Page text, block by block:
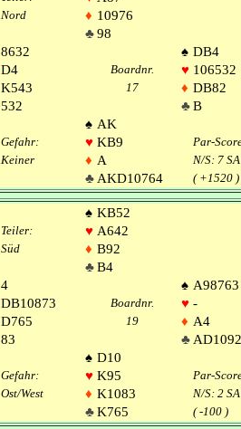
Nord ♦ 10976
♣98
8632 ♠ DB4
D4 Boardnr. ♥ 106532
K543 17 ♦ DB82
532 ♣B
♠ AK
Gefahr: ♥ KB9
Par-
Keiner
♦ A N/S: 7
♣ AKD10764 ( +1520 )
♠ KB52
Teiler: ♥ A642
Süd ♦ B92
♣B4
4 ♠ A98763
DB10873 Boardnr. ♥ -
D765 19 ♦ A4
83 ♣ AD1092
♠ D10
Gefahr: ♥ K95
Par-
Ost/West
♦ K1083 N/S: 2
♣K765 ( -100 )